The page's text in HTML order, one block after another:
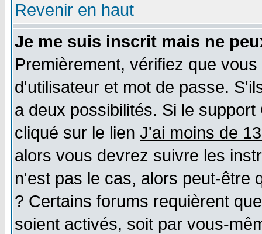
Revenir en haut
Je me suis inscrit mais ne
Premièrement, vérifiez que
d'utilisateur et mot de passe.
a deux possibilités. Si le
cliqué sur le lien J'ai moins de
alors vous devrez suivre les
n'est pas le cas, alors peut-être
? Certains forums requièrent
soient activés, soit par vous-